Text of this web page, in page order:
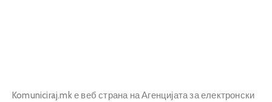
Komuniciraj.mk е веб страна на Агенцијата за електронски